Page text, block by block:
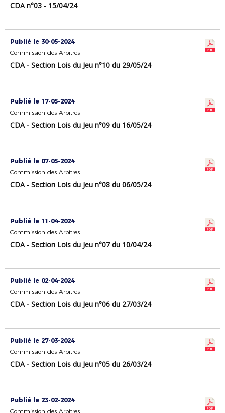
CDA n°03 - 15/04/24
Publié le 30-05-2024
Commission des Arbitres
CDA - Section Lois du Jeu n°10 du 29/05/24
Publié le 17-05-2024
Commission des Arbitres
CDA - Section Lois du Jeu n°09 du 16/05/24
Publié le 07-05-2024
Commission des Arbitres
CDA - Section Lois du Jeu n°08 du 06/05/24
Publié le 11-04-2024
Commission des Arbitres
CDA - Section Lois du Jeu n°07 du 10/04/24
Publié le 02-04-2024
Commission des Arbitres
CDA - Section Lois du Jeu n°06 du 27/03/24
Publié le 27-03-2024
Commission des Arbitres
CDA - Section Lois du Jeu n°05 du 26/03/24
Publié le 23-02-2024
Commission des Arbitres